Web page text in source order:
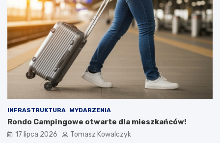
INFRASTRUKTURA WYDARZENIA
Rondo Campingowe otwarte dla mieszkańców!
17 lipca 2026 Tomasz Kowalczyk